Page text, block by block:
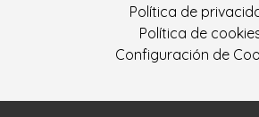
Política de
Política de
Configuración de